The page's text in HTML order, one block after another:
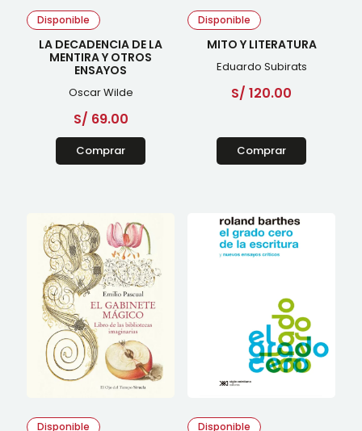
Disponible
LA DECADENCIA DE LA
MENTIRA Y OTROS
ENSAYOS
Oscar Wilde
S/ 69.00
Comprar
Disponible
MITO Y LITERATURA
Eduardo Subirats
S/ 120.00
Comprar
Disponible Disponible